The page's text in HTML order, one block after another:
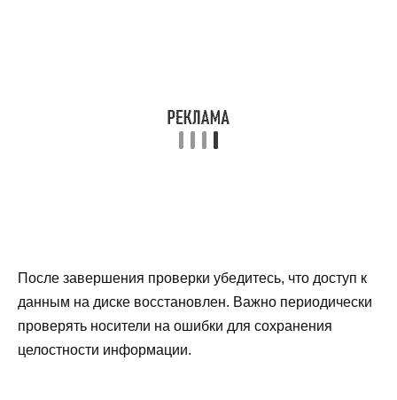
После завершения проверки убедитесь, что доступ к
данным на диске восстановлен. Важно периодически
проверять носители на ошибки для сохранения
целостности информации.